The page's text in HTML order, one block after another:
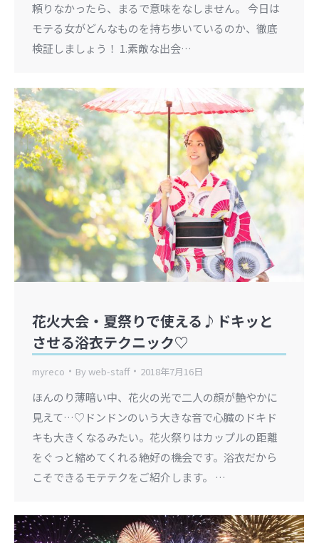
頼りなかったら、まるで意味をなしません。 今日は
モテる女がどんなものを持ち歩いているのか、徹底
検証しましょう！ 1.素敵な出会…
花火大会・夏祭りで使える♪ドキッと
させる浴衣テクニック♡
myreco Byweb-staff 2018年7月16日
ほんのり薄暗い中、花火の光で二人の顔が艶やかに
見えて…♡ドンドンのいう大きな音で心臓のドキド
キも大きくなるみたい。花火祭りはカップルの距離
をぐっと縮めてくれる絶好の機会です。浴衣だから
こそできるモテテクをご紹介します。 …